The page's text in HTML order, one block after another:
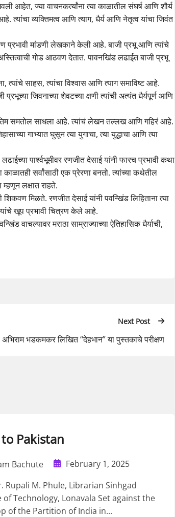
आहेत, ज्या वाचनकर्त्यांना त्या काळातील संघर्ष आणि शौर्य
त्यांचा व्यक्तिमत्व आणि त्याग, धैर्य आणि नेतृत्व यांचा जिवंत
प्रभावी मांडणी लेखकाने केली आहे. बाजी प्रभू आणि त्यांचे
गोड आठवण देतात. पावनखिंड लढाईत बाजी प्रभू
त्यांचे साहस, त्यांचा विश्वास आणि त्याग समाविष्ट आहे.
जिवनाच्या शेवटच्या क्षणी त्यांची अत्यंत धैर्यपूर्ण आणि
समतोल साधला आहे. त्यांचं लेखन तल्लख आणि गहिरं आहे.
गाभ्यात घुसून त्या युगाचा, त्या युद्धाचा आणि त्या
पार्श्वभूमीवर रणजीत देसाई यांनी फारच प्रभावी कथा
सर्वांसाठी एक प्रेरणा बनतो. त्यांच्या कथेतील
लक्षात राहते.
शिकवण मिळते. रणजीत देसाई यांनी पवन्खिंड लिहिताना त्या
खूप प्रभावी चित्रण केले आहे.
वाचल्यावर मराठा साम्राज्याच्या ऐतिहासिक धैर्याची,
Next Post
अभिराम भडकमकर लिखित “देहभान” या पुस्तकाचे परीक्षण
Pakistan
Bachute
February 1, 2025
Rupali M. Phule, Librarian Sinhgad
Technology, Lonavala Set against the
of the Partition of India in...